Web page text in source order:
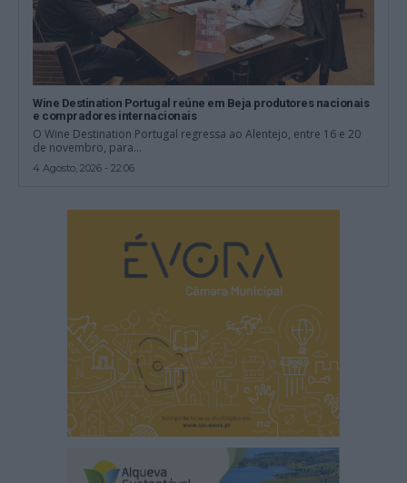
Wine Destination Portugal reúne em Beja produtores nacionais
e compradores internacionais
O Wine Destination Portugal regressa ao Alentejo, entre 16 e 20
de novembro, para...
4 Agosto, 2026 - 22:06